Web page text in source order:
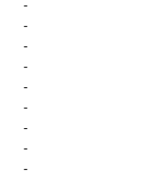
-
-
-
-
-
-
-
-
-